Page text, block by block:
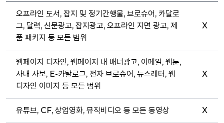
오프라인 도서, 잡지 및 정기간행물, 브로슈어, 카달로
그, 달력, 신문광고, 잡지광고, 오프라인 지면 광고, 제
품 패키지 등 모든 범위
X
웹페이지 디자인, 웹페이지 내 배너광고, 이메일, 웹툰,
사내 사보, E-카탈로그, 전자 브로슈어, 뉴스레터, 웹
디자인 이미지 등 모든 범위
X
유튜브, CF, 상업영화, 뮤직비디오 등 모든 동영상 X